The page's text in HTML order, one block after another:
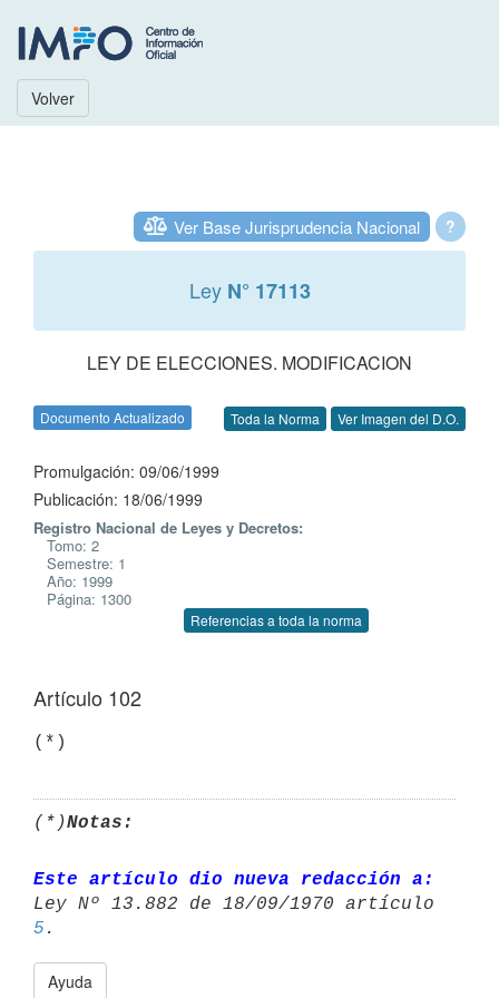
Volver
?
Ver Base Jurisprudencia Nacional
Ley N° 17113
LEY DE ELECCIONES. MODIFICACION
Documento Actualizado Toda la Norma Ver Imagen del D.O.
Promulgación: 09/06/1999
Publicación: 18/06/1999
Registro Nacional de Leyes y Decretos:
Tomo: 2
Semestre: 1
Año: 1999
Página: 1300
Referencias a toda la norma
Artículo 102
(*)
(*)Notas:
Este artículo dio nueva redacción a:
5
Ayuda